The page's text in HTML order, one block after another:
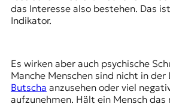
das Interesse also bestehen. Das
Indikator.
Es wirken aber auch psychische
Manche Menschen sind nicht in der
Butscha anzusehen oder viel
aufzunehmen. Hält ein Mensch das